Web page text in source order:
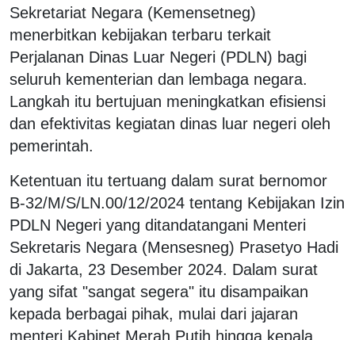
Sekretariat Negara (Kemensetneg)
menerbitkan kebijakan terbaru terkait
Perjalanan Dinas Luar Negeri (PDLN) bagi
seluruh kementerian dan lembaga negara.
Langkah itu bertujuan meningkatkan efisiensi
dan efektivitas kegiatan dinas luar negeri oleh
pemerintah.
Ketentuan itu tertuang dalam surat bernomor
B-32/M/S/LN.00/12/2024 tentang Kebijakan Izin
PDLN Negeri yang ditandatangani Menteri
Sekretaris Negara (Mensesneg) Prasetyo Hadi
di Jakarta, 23 Desember 2024. Dalam surat
yang sifat "sangat segera" itu disampaikan
kepada berbagai pihak, mulai dari jajaran
menteri Kabinet Merah Putih hingga kepala